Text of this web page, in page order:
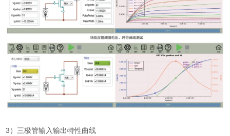
3）三极管输入输出特性曲线